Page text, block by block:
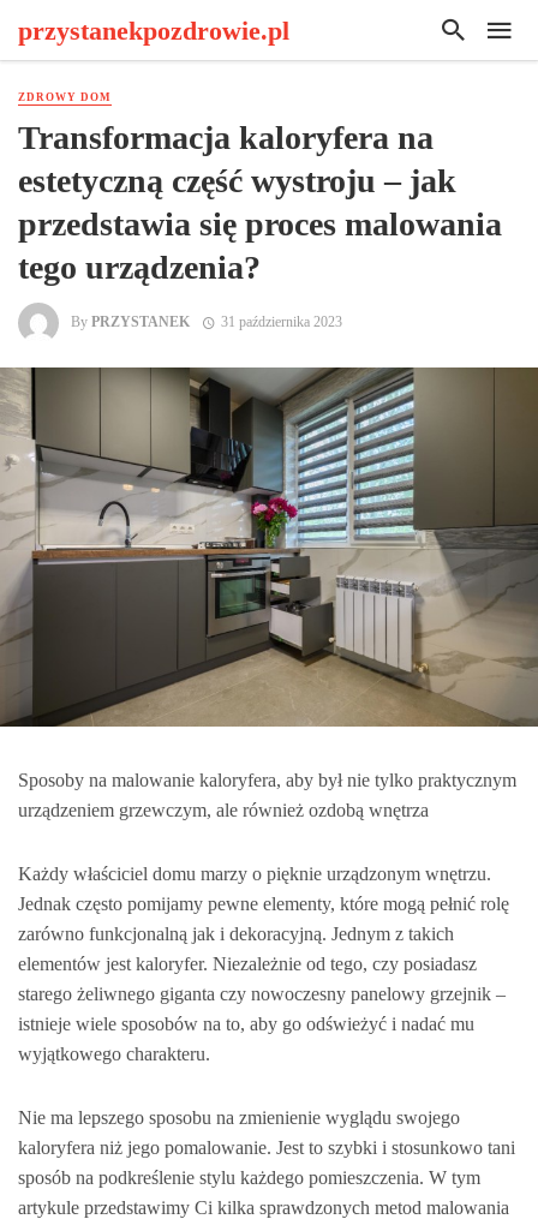
przystanekpozdrowie.pl
ZDROWY DOM
Transformacja kaloryfera na
estetyczną część wystroju – jak
przedstawia się proces malowania
tego urządzenia?
By PRZYSTANEK 31 października 2023
Sposoby na malowanie kaloryfera, aby był nie tylko praktycznym
urządzeniem grzewczym, ale również ozdobą wnętrza
Każdy właściciel domu marzy o pięknie urządzonym wnętrzu.
Jednak często pomijamy pewne elementy, które mogą pełnić rolę
zarówno funkcjonalną jak i dekoracyjną. Jednym z takich
elementów jest kaloryfer. Niezależnie od tego, czy posiadasz
starego żeliwnego giganta czy nowoczesny panelowy grzejnik –
istnieje wiele sposobów na to, aby go odświeżyć i nadać mu
wyjątkowego charakteru.
Nie ma lepszego sposobu na zmienienie wyglądu swojego
kaloryfera niż jego pomalowanie. Jest to szybki i stosunkowo tani
sposób na podkreślenie stylu każdego pomieszczenia. W tym
artykule przedstawimy Ci kilka sprawdzonych metod malowania